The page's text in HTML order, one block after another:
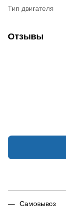
Тип двигателя
Отзывы
Самовывоз